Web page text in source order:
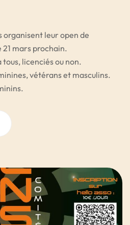
organisent leur open de
mars prochain.
licenciés ou non.
vétérans et masculins.